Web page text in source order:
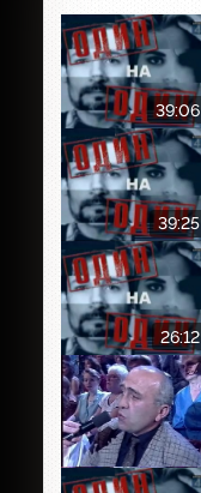
39:06
39:25
26:12